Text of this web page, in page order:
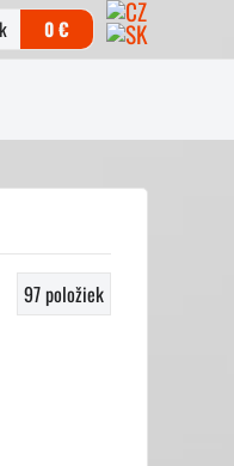
0 €
97položiek